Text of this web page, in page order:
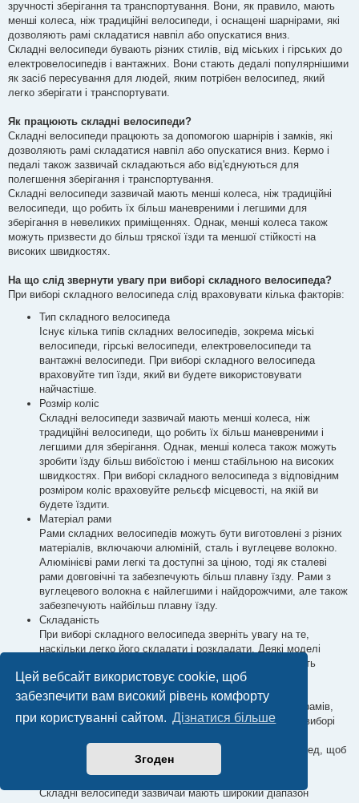
Цей вебсайт використовує cookie, щоб
забезпечити вам високий рівень комфорту
при користуванні сайтом. Дізнатися більше
Згоден
зручності зберігання та транспортування. Вони, як правило, мають
менші колеса, ніж традиційні велосипеди, і оснащені шарнірами, які
дозволяють рамі складатися навпіл або опускатися вниз.
Складні велосипеди бувають різних стилів, від міських і гірських до
електровелосипедів і вантажних. Вони стають дедалі популярнішими
як засіб пересування для людей, яким потрібен велосипед, який
легко зберігати і транспортувати.
Як працюють складні велосипеди?
Складні велосипеди працюють за допомогою шарнірів і замків, які
дозволяють рамі складатися навпіл або опускатися вниз. Кермо і
педалі також зазвичай складаються або від'єднуються для
полегшення зберігання і транспортування.
Складні велосипеди зазвичай мають менші колеса, ніж традиційні
велосипеди, що робить їх більш маневреними і легшими для
зберігання в невеликих приміщеннях. Однак, менші колеса також
можуть призвести до більш тряскої їзди та меншої стійкості на
високих швидкостях.
На що слід звернути увагу при виборі складного велосипеда?
При виборі складного велосипеда слід враховувати кілька факторів:
Тип складного велосипеда
Існує кілька типів складних велосипедів, зокрема міські
велосипеди, гірські велосипеди, електровелосипеди та
вантажні велосипеди. При виборі складного велосипеда
враховуйте тип їзди, який ви будете використовувати
найчастіше.
Розмір коліс
Складні велосипеди зазвичай мають менші колеса, ніж
традиційні велосипеди, що робить їх більш маневреними і
легшими для зберігання. Однак, менші колеса також можуть
зробити їзду більш вибоїстою і менш стабільною на високих
швидкостях. При виборі складного велосипеда з відповідним
розміром коліс враховуйте рельєф місцевості, на якій ви
будете їздити.
Матеріал рами
Рами складних велосипедів можуть бути виготовлені з різних
матеріалів, включаючи алюміній, сталь і вуглецеве волокно.
Алюмінієві рами легкі та доступні за ціною, тоді як сталеві
рами довговічні та забезпечують більш плавну їзду. Рами з
вуглецевого волокна є найлегшими і найдорожчими, але також
забезпечують найбільш плавну їзду.
Складаність
При виборі складного велосипеда зверніть увагу на те,
наскільки легко його складати і розкладати. Деякі моделі
можна скласти за лічені секунди, тоді як інші вимагають
більше часу і зусиль для розкладання.
Вага
Складні велосипеди можуть важити від 15 до 40 кілограмів,
залежно від типу велосипеда та матеріалу рами. При виборі
враховуйте, скільки вам потрібно буде носити велосипед, щоб
він був зручним для вас.
Перемикання передач
Складні велосипеди зазвичай мають широкий діапазон